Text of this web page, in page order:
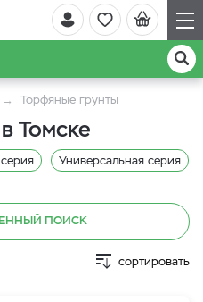
Торфяные грунты
Томске
Универсальная серия
ПОИСК
сортировать